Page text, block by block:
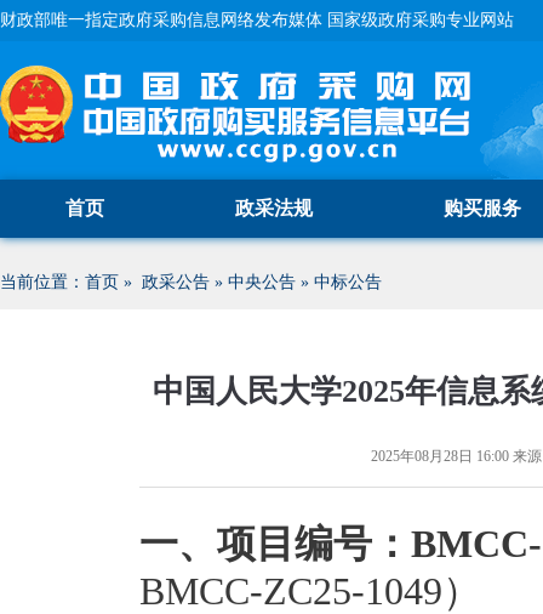
财政部唯一指定政府采购信息网络发布媒体 国家级政府采购专业网站
首页 政采法规 购买服务
当前位置： 首页 » 政采公告 » 中央公告 » 中标公告
中国人民大学2025年信息
2025年08月28日 16:00 来
一、项目编号：
BMCC-ZC25-1049）